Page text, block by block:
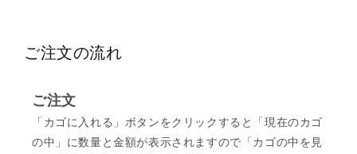
ご注文の流れ
ご注文
「カゴに入れる」ボタンをクリックすると「現在のカゴ
の中」に数量と金額が表示されますので「カゴの中を見